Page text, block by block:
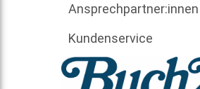
Ansprechpartner:innen
Kundenservice